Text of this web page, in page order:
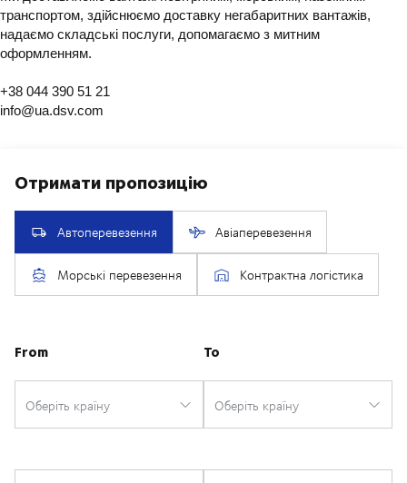
транспортом, здійснюємо доставку негабаритних вантажів,
надаємо складські послуги, допомагаємо з митним
оформленням.
+38 044 390 51 21
info@ua.dsv.com